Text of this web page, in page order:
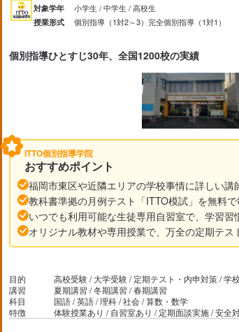
対象学年 小学生 / 中学生 / 高校生
授業形式 個別指導（1対2～3） 完全個別指導（1対1）
個別指導ひとすじ30年、全国1200校の実績
ITTO個別指導学院
おすすめポイント
福岡市東区や近隣エリアの学校事情に詳しい講
教科書準拠の月例テスト「ITTO模試」を無料
いつでも利用可能な生徒専用自習室で、学習習
オリジナル教材や専用授業で、万全の定期テス
目的
高校受験 / 大学受験 / 定期テスト・内申対策 / 学
講習
夏期講習 / 冬期講習 / 春期講習
科目
国語 / 英語 / 理科 / 社会 / 算数・数学
特徴
体験授業あり / 自習室あり / 定期面談実施 / 安全